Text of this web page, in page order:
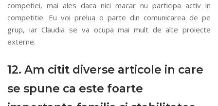
competiei, mai ales daca nici macar nu participa activ in
competitie. Eu voi prelua o parte din comunicarea de pe
grup, iar Claudia se va ocupa mai mult de alte proiecte
externe.
12. Am citit diverse articole in care
se spune ca este foarte